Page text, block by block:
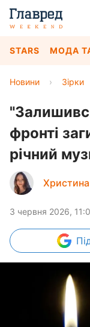
STARS МОДА
Новини › Зірки
фронті
річний
3 червня 2026,